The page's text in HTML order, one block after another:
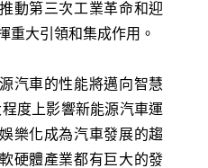
動第三次工業革命和迎
重大引領和集成作用。
汽車的性能將邁向智慧
度上影響新能源汽車運
樂化成為汽車發展的趨
硬體產業都有巨大的發